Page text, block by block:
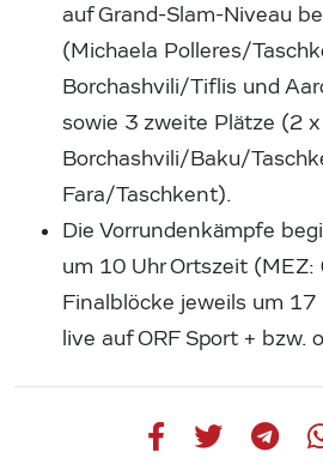
auf Grand-Slam-Niveau
(Michaela Polleres/
Borchashvili/Tiflis und
sowie 3 zweite Plätze (2 x
Borchashvili/Baku/
Fara/Taschkent).
Die Vorrundenkämpfe
um 10 Uhr Ortszeit (MEZ:
Finalblöcke jeweils um
live auf ORF Sport + bzw.